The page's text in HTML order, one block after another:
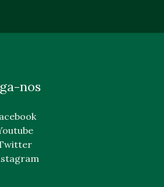
nos